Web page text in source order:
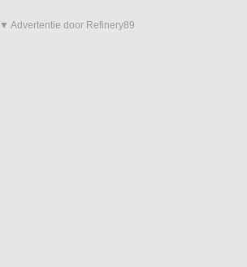
▼ Advertentie door Refinery89